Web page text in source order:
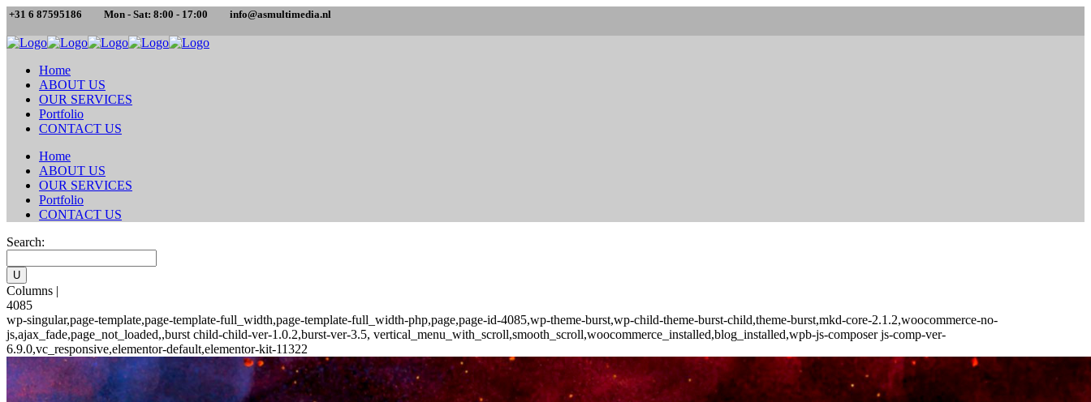
+31 6 87595186 Mon - Sat: 8:00 - 17:00 info@asmultimedia.nl
Home
ABOUT US
OUR SERVICES
Portfolio
CONTACT US
Home
ABOUT US
OUR SERVICES
Portfolio
CONTACT US
Search:
Columns |
4085
wp-singular,page-template,page-template-full_width,page-template-full_width-php,page,page-id-4085,wp-theme-burst,wp-child-theme-burst-child,theme-burst,mkd-core-2.1.2,woocommerce-no-
js,ajax_fade,page_not_loaded,,burst child-child-ver-1.0.2,burst-ver-3.5, vertical_menu_with_scroll,smooth_scroll,woocommerce_installed,blog_installed,wpb-js-composer js-comp-ver-
6.9.0,vc_responsive,elementor-default,elementor-kit-11322